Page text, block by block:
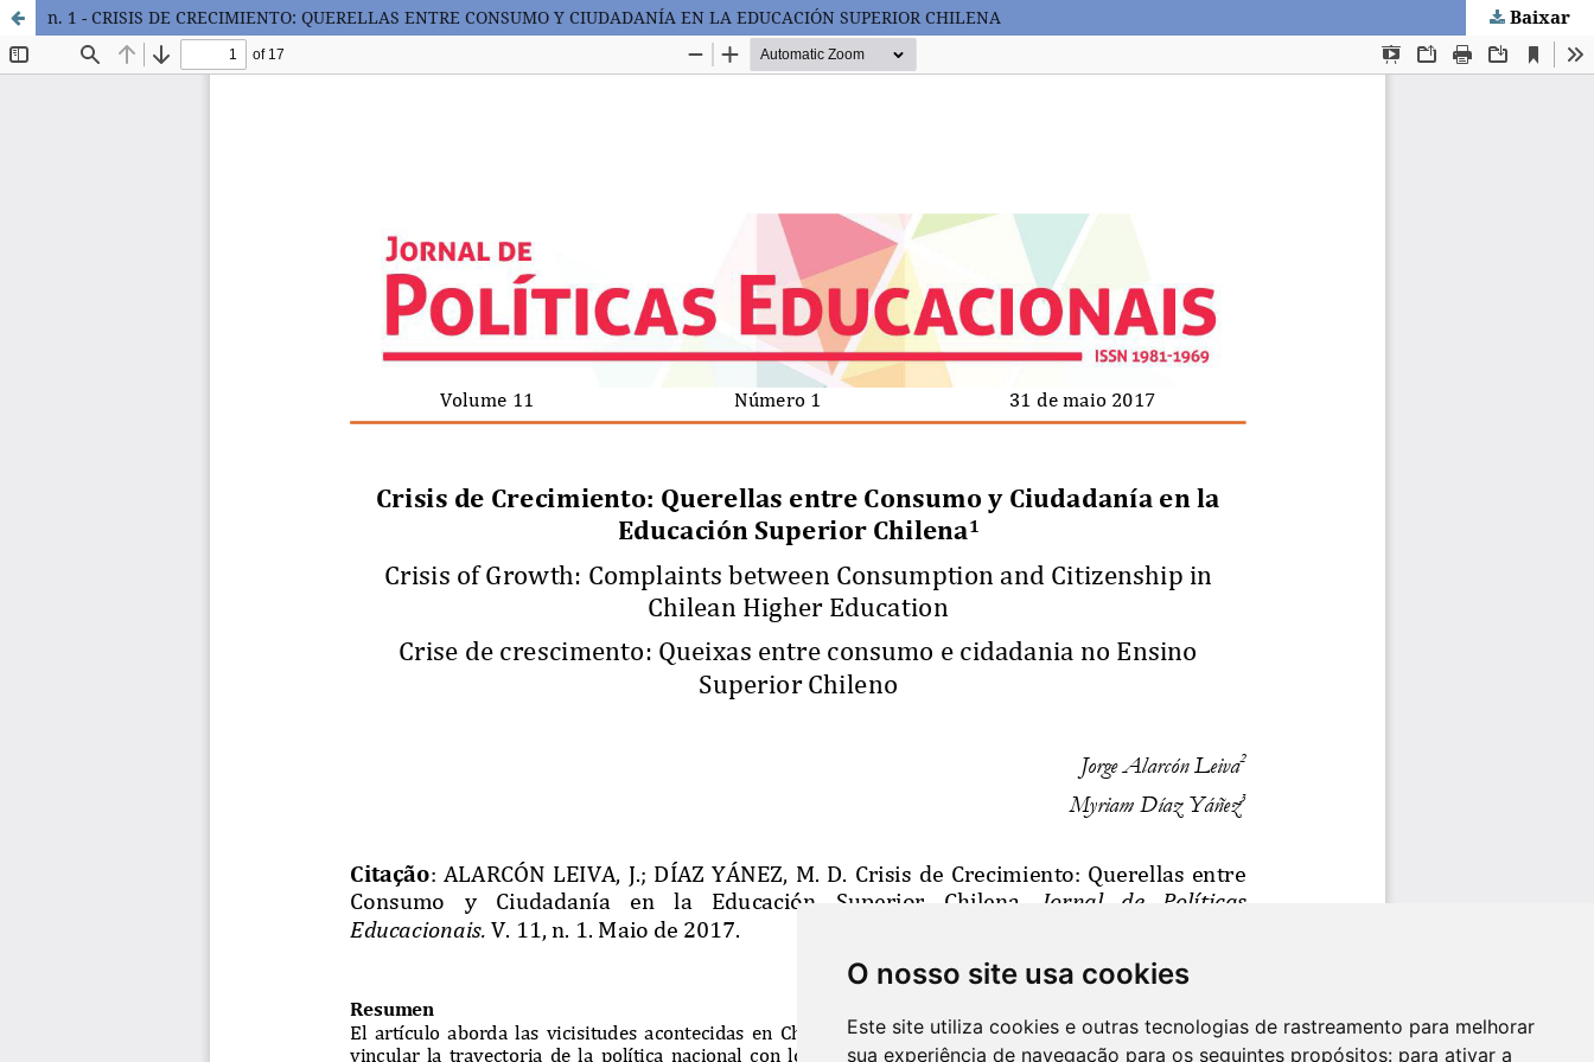
O nosso site usa cookies
Este site utiliza cookies e outras tecnologias de rastreamento para melhorar
sua experiência de navegação para os seguintes propósitos: para ativar a
n. 1 - CRISIS DE CRECIMIENTO: QUERELLAS ENTRE CONSUMO Y CIUDADANÍA EN LA EDUCACIÓN SUPERIOR CHILENA Baixar